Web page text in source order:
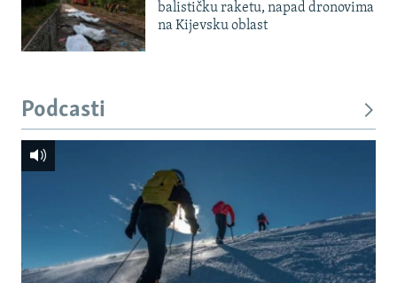
balističku raketu, napad dronovima
na Kijevsku oblast
Podcasti